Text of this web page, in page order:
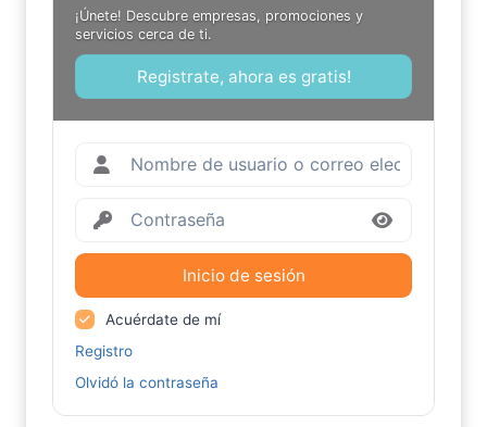
¡Únete! Descubre empresas, promociones y
servicios cerca de ti.
Registrate, ahora es gratis!
Inicio de sesión
Acuérdate de mí
Registro
Olvidó la contraseña